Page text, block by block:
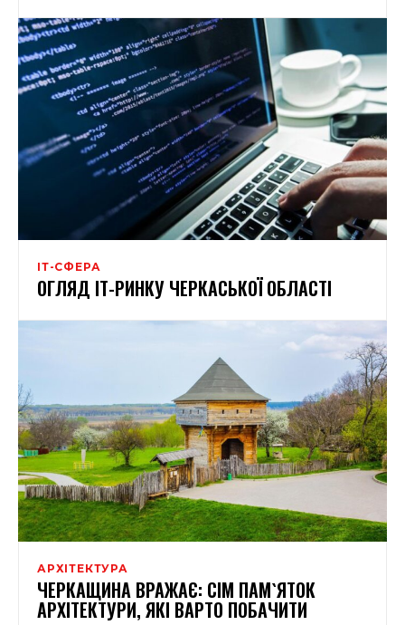
ІТ-СФЕРА
ОГЛЯД ІТ-РИНКУ ЧЕРКАСЬКОЇ ОБЛАСТІ
АРХІТЕКТУРА
ЧЕРКАЩИНА ВРАЖАЄ: СІМ ПАМ`ЯТОК
АРХІТЕКТУРИ, ЯКІ ВАРТО ПОБАЧИТИ